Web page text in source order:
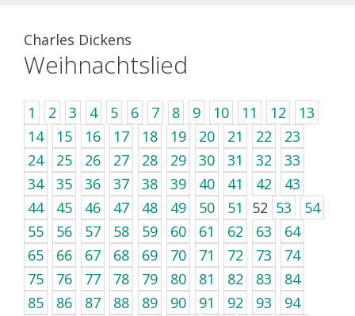
Charles Dickens
Weihnachtslied
1 2 3 4 5 6 7 8 9 10 11 12
13
14
15 16 17 18 19 20 21 22
23
24
25 26 27 28 29 30 31 32
33
34
35 36 37 38 39 40 41 42
43
44
45 46 47 48 49 50 51 52 53
54
55
56 57 58 59 60 61 62 63
64
65
66 67 68 69 70 71 72 73
74
75
76 77 78 79 80 81 82 83
84
85
86 87 88 89 90 91 92 93
94